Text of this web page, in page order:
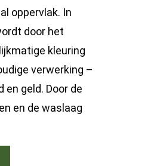
oppervlak. In
door het
kleuring
verwerking –
geld. Door de
en de waslaag